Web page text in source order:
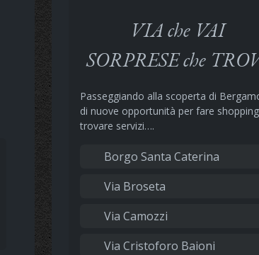
VIA che VAI
SORPRESE che
Passeggiando alla scoperta di
di nuove opportunità per fare
trovare servizi….
Borgo Santa Caterina
Via Broseta
Via Camozzi
Via Cristoforo Baioni